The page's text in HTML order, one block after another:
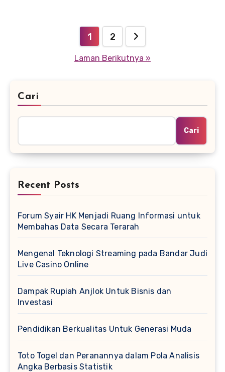
1 2
Laman Berikutnya »
Cari
Cari
Recent Posts
Forum Syair HK Menjadi Ruang Informasi untuk
Membahas Data Secara Terarah
Mengenal Teknologi Streaming pada Bandar Judi
Live Casino Online
Dampak Rupiah Anjlok Untuk Bisnis dan
Investasi
Pendidikan Berkualitas Untuk Generasi Muda
Toto Togel dan Peranannya dalam Pola Analisis
Angka Berbasis Statistik